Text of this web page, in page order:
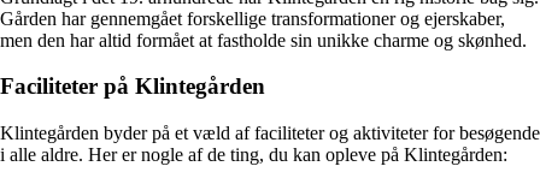
Gården har gennemgået forskellige transformationer og ejerskaber,
men den har altid formået at fastholde sin unikke charme og skønhed.
Faciliteter på Klintegården
Klintegården byder på et væld af faciliteter og aktiviteter for besøgende
i alle aldre. Her er nogle af de ting, du kan opleve på Klintegården: